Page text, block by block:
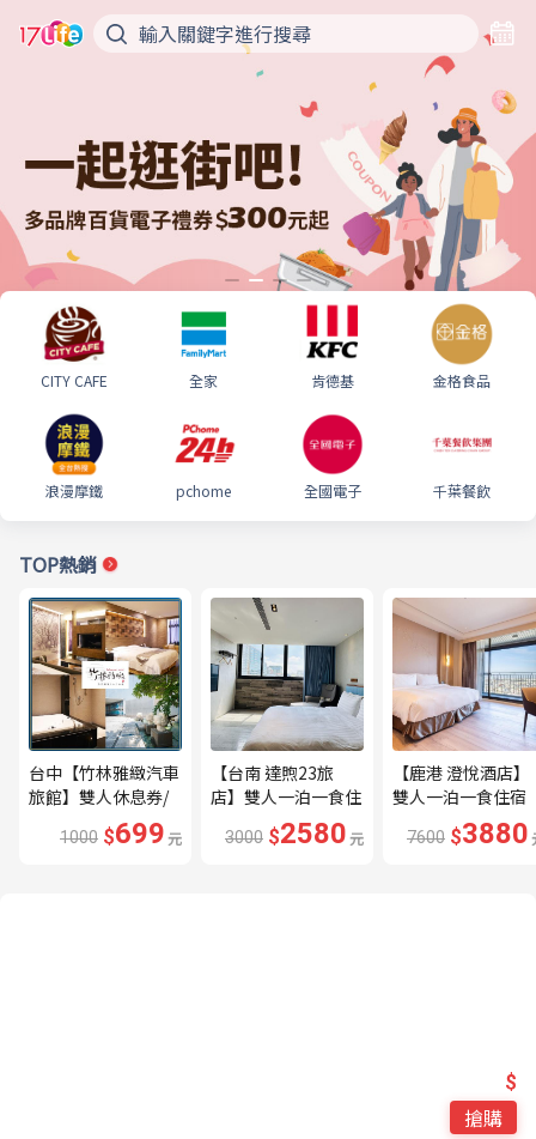
CITY CAFE 全家 肯德基 金格食品
浪漫摩鐵 pchome 全國電子 千葉餐飲
TOP熱銷
台中【竹林雅緻汽車
旅館】雙人休息券/
平假日適用MO26
1000 $699元
【台南 達煦23旅
店】雙人一泊一食住
宿券---🔥近海安路
商圈🔥
3000 $2580元
【鹿港 澄悅酒店】
雙人一泊一食住宿
券---🔥平日限量升
等家庭房、贈兩小
7600 $3880
$
搶購